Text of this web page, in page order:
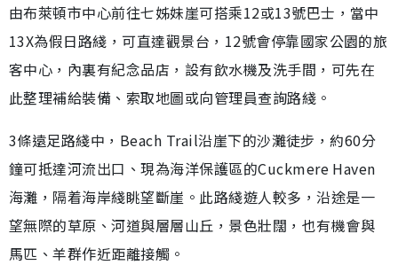
由布萊頓市中心前往七姊妹崖可搭乘12或13號巴士，當中
13X為假日路綫，可直達觀景台，12號會停靠國家公園的旅
客中心，內裏有紀念品店，設有飲水機及洗手間，可先在
此整理補給裝備、索取地圖或向管理員查詢路綫。
3條遠足路綫中，Beach Trail沿崖下的沙灘徒步，約60分
鐘可抵達河流出口、現為海洋保護區的Cuckmere Haven
海灘，隔着海岸綫眺望斷崖。此路綫遊人較多，沿途是一
望無際的草原、河道與層層山丘，景色壯闊，也有機會與
馬匹、羊群作近距離接觸。